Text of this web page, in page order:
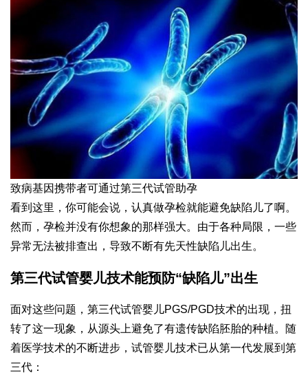
致病基因携带者可通过第三代试管助孕
看到这里，你可能会说，认真做孕检就能避免缺陷儿了啊。
然而，孕检并没有你想象的那样强大。由于各种局限，一些
异常无法被排查出，导致不断有先天性缺陷儿出生。
第三代试管婴儿技术能预防“缺陷儿”出生
面对这些问题，第三代试管婴儿PGS/PGD技术的出现，扭
转了这一现象，从源头上避免了有遗传缺陷胚胎的种植。随
着医学技术的不断进步，试管婴儿技术已从第一代发展到第
三代：